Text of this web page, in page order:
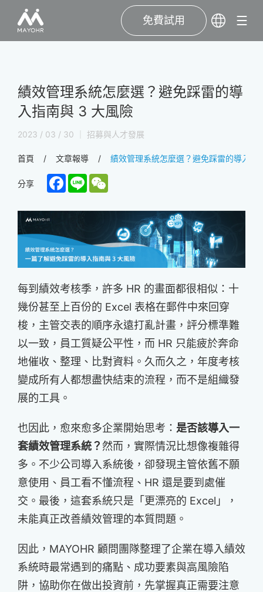
免費試用
績效管理系統怎麼選？避免踩雷的導
入指南與 3 大風險
2023 / 03 / 30 ｜ 招募與人才發展
首頁 文章報導 績效管理系統怎麼選？避免踩雷的導入指
分享 Facebook
Line
每到績效考核季，許多 HR 的畫面都很相似：十
幾份甚至上百份的 Excel 表格在郵件中來回穿
梭，主管交表的順序永遠打亂計畫，評分標準難
以一致，員工質疑公平性，而 HR 只能疲於奔命
地催收、整理、比對資料。久而久之，年度考核
變成所有人都想盡快結束的流程，而不是組織發
展的工具。
也因此，愈來愈多企業開始思考： 是否該導入一
套績效管理系統？ 然而，實際情況比想像複雜得
多。不少公司導入系統後，卻發現主管依舊不願
意使用、員工看不懂流程、HR 還是要到處催
交。最後，這套系統只是「更漂亮的 Excel」，
未能真正改善績效管理的本質問題。
因此，MAYOHR 顧問團隊整理了企業在導入績效
系統時最常遇到的痛點、成功要素與高風險陷
阱，協助你在做出投資前，先掌握真正需要注意